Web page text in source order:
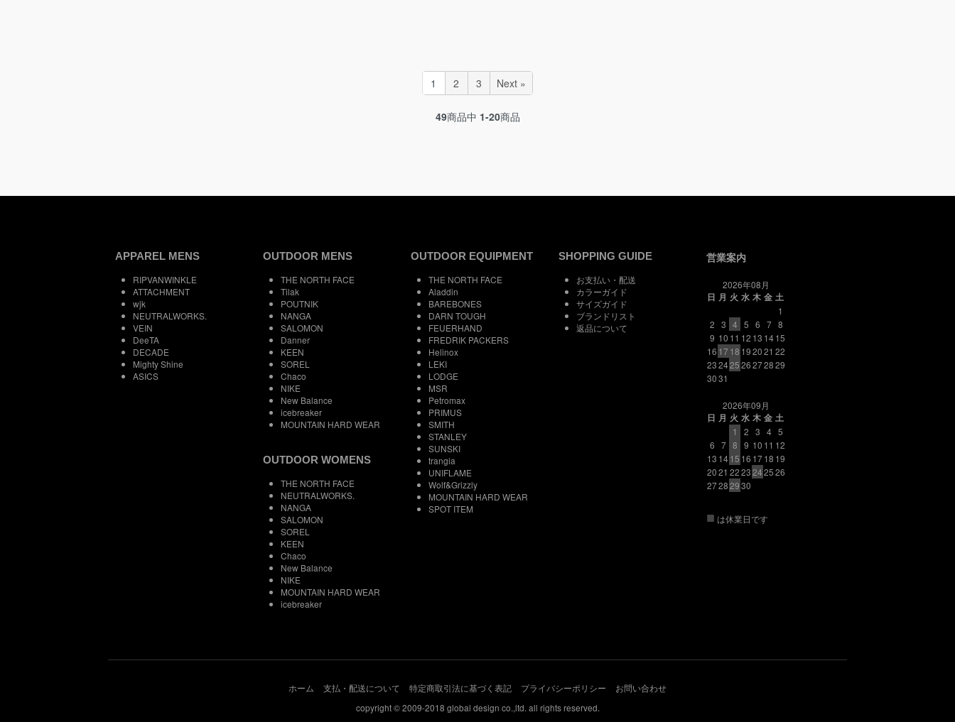
1 2 3 Next »
49商品中 1-20商品
APPAREL MENS
RIPVANWINKLE
ATTACHMENT
wjk
NEUTRALWORKS.
VEIN
DeeTA
DECADE
Mighty Shine
ASICS
OUTDOOR MENS
THE NORTH FACE
Tilak
POUTNIK
NANGA
SALOMON
Danner
KEEN
SOREL
Chaco
NIKE
New Balance
icebreaker
MOUNTAIN HARD WEAR
OUTDOOR WOMENS
THE NORTH FACE
NEUTRALWORKS.
NANGA
SALOMON
SOREL
KEEN
Chaco
New Balance
NIKE
MOUNTAIN HARD WEAR
icebreaker
OUTDOOR EQUIPMENT
THE NORTH FACE
Aladdin
BAREBONES
DARN TOUGH
FEUERHAND
FREDRIK PACKERS
Helinox
LEKI
LODGE
MSR
Petromax
PRIMUS
SMITH
STANLEY
SUNSKI
trangia
UNIFLAME
Wolf&Grizzly
MOUNTAIN HARD WEAR
SPOT ITEM
SHOPPING GUIDE
お支払い・配送
カラーガイド
サイズガイド
ブランドリスト
返品について
営業案内
2026年08月
日 月 火 水 木 金 土
1
2 3 4 5 6 7 8
9 10 11 12 13 1415
16 17 18 192021 22
23242526272829
3031
2026年09月
日 月 火 水 木 金 土
1
2 3 4 5
6 7 8 9 10 11 12
13 1415 16 1718 19
2021 2223242526
27282930
■ は休業日です
ホーム 支払・配送について 特定商取引法に基づく表記 プライバシーポリシー
お問い合わせ
copyright © 2009-2018 global design co.,ltd. all rights reserved.